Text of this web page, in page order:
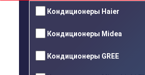
Кондиционеры Haier
Кондиционеры Midea
Кондиционеры GREE